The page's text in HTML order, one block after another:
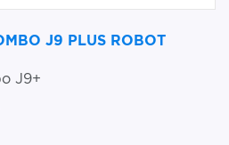
J9 PLUS ROBOT
J9+